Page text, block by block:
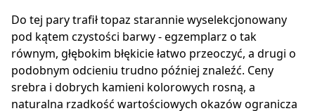
Do tej pary trafił topaz starannie wyselekcjonowany
pod kątem czystości barwy - egzemplarz o tak
równym, głębokim błękicie łatwo przeoczyć, a drugi o
podobnym odcieniu trudno później znaleźć. Ceny
srebra i dobrych kamieni kolorowych rosną, a
naturalna rzadkość wartościowych okazów ogranicza